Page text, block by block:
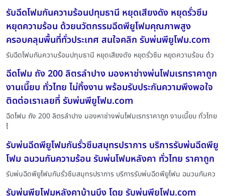
รับฉีดโฟมกันความร้อนปทุมธานี หยุดเสียงดัง หยุดรั่วซึม
หยุดความร้อน ด้วยนวัตกรรมฉีดพียูโฟมคุณภาพสูง
ครอบคลุมพื้นที่ทั่วประเทศ สนใจคลิก รับพ่นพียูโฟม.com
รับฉีดโฟมกันความร้อนปทุมธานี หยุดเสียงดัง หยุดรั่วซึม หยุดความร้อน ด้ว
ฉีดโฟม ถัง 200 ลิตรลำปาง มองหาช่างพ่นโฟมเรทราคาถูก
งานเนี๊ยบ ทั่วไทย ไม่ทิ้งงาน พร้อมรับประกันความพึงพอใจ
ติดต่อเราเลยที่ รับพ่นพียูโฟม.com
ฉีดโฟม ถัง 200 ลิตรลำปาง มองหาช่างพ่นโฟมเรทราคาถูก งานเนี๊ยบ ทั่วไทย
ไ
รับพ่นฉีดพียูโฟมกันรั่วซึมสมุทรปราการ บริการรับพ่นฉีดพียู
โฟม ฉนวนกันความร้อน รับพ่นโฟมหลังคา ทั่วไทย ราคาถูก
รับพ่นฉีดพียูโฟมกันรั่วซึมสมุทรปราการ บริการรับพ่นฉีดพียูโฟม ฉนวนกันคว
รับพ่นพียูโฟมหลังคาบ้านบึง โดย รับพ่นพียูโฟม.com